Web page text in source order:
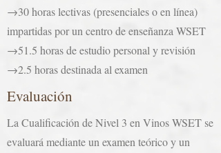
→30 horas lectivas (presenciales o en línea)
impartidas por un centro de enseñanza WSET
→51.5 horas de estudio personal y revisión
→2.5 horas destinada al examen
Evaluación
La Cualificación de Nivel 3 en Vinos WSET se
evaluará mediante un examen teórico y un